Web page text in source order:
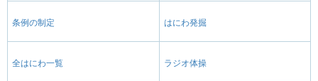
条例の制定 はにわ発掘
全はにわ一覧 ラジオ体操